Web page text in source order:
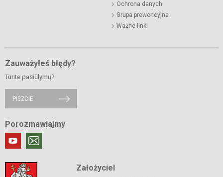
Ochrona danych
Grupa prewencyjna
Ważne linki
Zauważyłeś błędy?
Turite pasiūlymų?
PISZCIE
Porozmawiajmy
Założyciel